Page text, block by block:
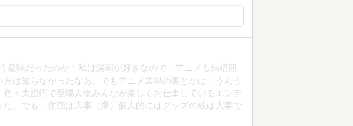
意味だったのか！私は漫画が好きなので、アニメも結構観
は知らなかったなあ。でもアニメ業界の裏とかは「うんう
々大団円で登場人物みんなが楽しくお仕事しているエンデ
た。でも、作画は大事（爆）個人的にはグッズの絵は大事で